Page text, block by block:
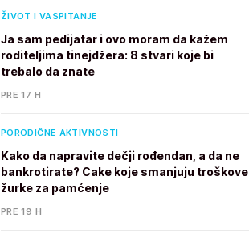
ŽIVOT I VASPITANJE
Ja sam pedijatar i ovo moram da kažem
roditeljima tinejdžera: 8 stvari koje bi
trebalo da znate
PRE 17 H
PORODIČNE AKTIVNOSTI
Kako da napravite dečji rođendan, a da ne
bankrotirate? Cake koje smanjuju troškove
žurke za pamćenje
PRE 19 H